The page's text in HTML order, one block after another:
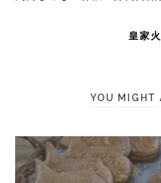
皇家
YOU MIGHT